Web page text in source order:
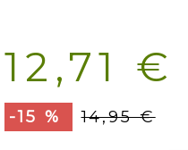
12,71 €
-15 % 14,95 €